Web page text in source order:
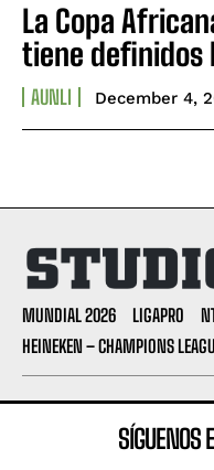
La Copa
tiene definidos
AUNLI December 4,
MUNDIAL 2026 LIGAPRO
HEINEKEN – CHAMPIONS
SÍGUENOS